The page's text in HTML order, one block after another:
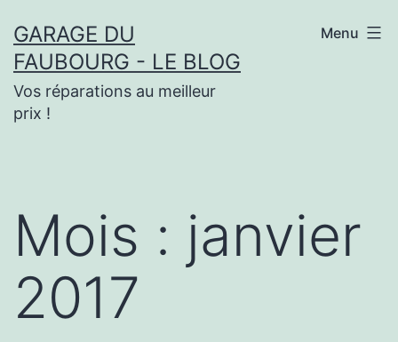
au
contenu
GARAGE DU
FAUBOURG - LE BLOG
Vos réparations au meilleur
prix !
Menu
Mois : janvier
2017